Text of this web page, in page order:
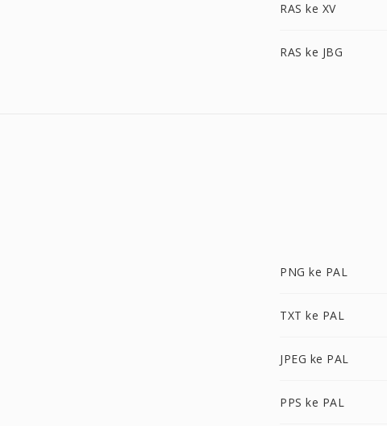
RAS ke XV
RAS ke JBG
PNG ke PAL
TXT ke PAL
JPEG ke PAL
PPS ke PAL